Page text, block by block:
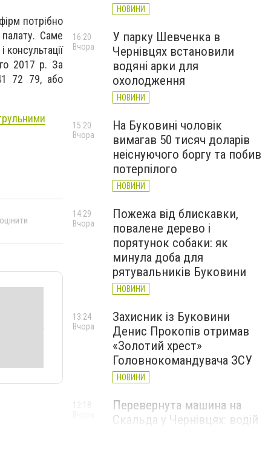
потрібно
Саме
консультації
2017 р. За
72 79, або
НОВИНИ
У парку Шевченка в
Чернівцях встановили
водяні арки для
охолодження
НОВИНИ
16:20
Вчора
На Буковині чоловік
вимагав 50 тисяч доларів
неіснуючого боргу та побив
потерпілого
НОВИНИ
15:20
Вчора
Пожежа від блискавки,
повалене дерево і
порятунок собаки: як
минула доба для
рятувальників Буковини
НОВИНИ
14:29
Вчора
Захисник із Буковини
Денис Прокопів отримав
«Золотий хрест»
Головнокомандувача ЗСУ
НОВИНИ
13:24
Вчора
Перевернута машина на
Скальда у Чернівцях: водій
12:18